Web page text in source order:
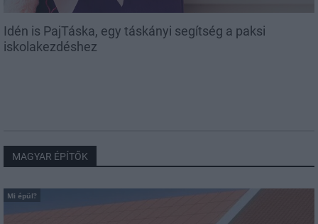
Idén is PajTáska, egy táskányi segítség a paksi
iskolakezdéshez
MAGYAR ÉPÍTŐK
Mi épül?